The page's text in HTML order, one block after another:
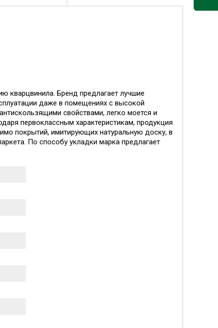
кварцвинила. Бренд предлагает лучшие
даже в помещениях с высокой
свойствами, легко моется и
первоклассным характеристикам, продукция
покрытий, имитирующих натуральную доску, в
По способу укладки марка предлагает